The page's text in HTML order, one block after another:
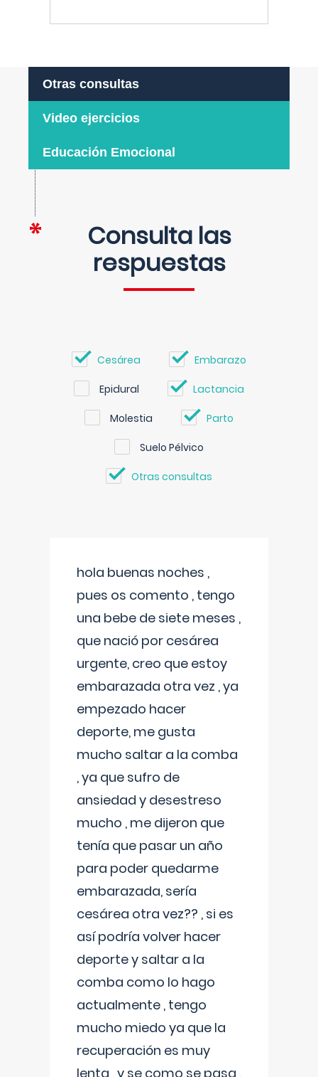
Otras consultas
Video ejercicios
Educación Emocional
Consulta las
respuestas
Cesárea Embarazo
Epidural Lactancia
Molestia Parto
Suelo Pélvico
Otras consultas
hola buenas noches ,
pues os comento , tengo
una bebe de siete meses ,
que nació por cesárea
urgente, creo que estoy
embarazada otra vez , ya
empezado hacer
deporte, me gusta
mucho saltar a la comba
, ya que sufro de
ansiedad y desestreso
mucho , me dijeron que
tenía que pasar un año
para poder quedarme
embarazada, sería
cesárea otra vez?? , si es
así podría volver hacer
deporte y saltar a la
comba como lo hago
actualmente , tengo
mucho miedo ya que la
recuperación es muy
lenta , y se como se pasa ,